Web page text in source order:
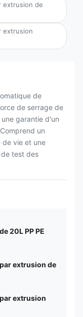
extrusion de
extrusion
de
de serrage de
garantie d'un
un
de vie et une
test des
20L PP PE
extrusion de
extrusion